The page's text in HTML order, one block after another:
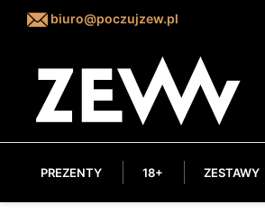
biuro@poczujzew.pl
PREZENTY 18+ ZESTAWY